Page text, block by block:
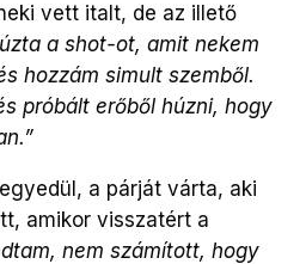
vett italt, de az illető
a shot-ot, amit nekem
hozzám simult szemből.
próbált erőből húzni, hogy
a párját várta, aki
amikor visszatért a
nem számított, hogy